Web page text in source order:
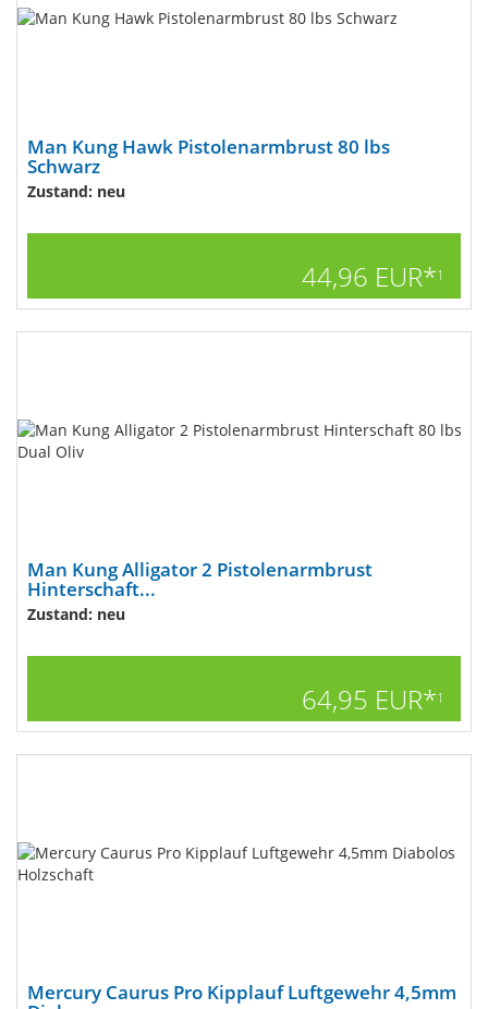
Man Kung Hawk Pistolenarmbrust 80 lbs
Schwarz
Zustand: neu
44,96 EUR*1
Man Kung Alligator 2 Pistolenarmbrust
Hinterschaft...
Zustand: neu
64,95 EUR*1
Mercury Caurus Pro Kipplauf Luftgewehr 4,5mm